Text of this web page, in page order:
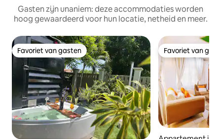
Gasten zijn unaniem: deze accommodaties worden
hoog gewaardeerd voor hun locatie, netheid en meer.
Favoriet van gasten
Favoriet van gasten Favoriet van
Favoriet van